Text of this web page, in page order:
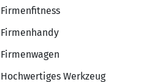
Firmenfitness
Firmenhandy
Firmenwagen
Hochwertiges Werkzeug